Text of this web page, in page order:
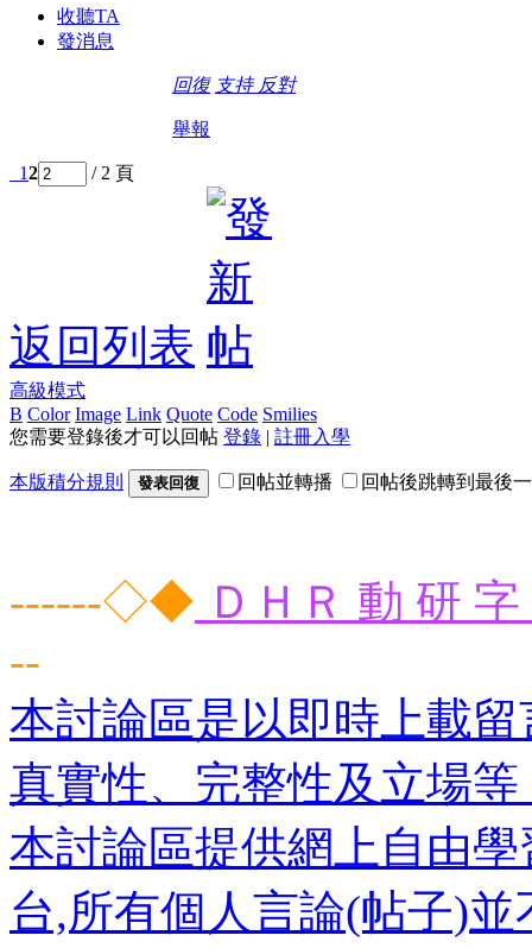
收聽TA
發消息
回復 支持 反對
舉報
12 / 2 頁
返回列表
高級模式
B Color Image Link Quote Code Smilies
您需要登錄後才可以回帖 登錄 | 註冊入學
本版積分規則 發表回復 回帖並轉播 回帖後跳轉到最後
------◇◆ ＤＨＲ 動 研
--
本討論區是以即時上載
真實性、完整性及立場
本討論區提供網上自由
台,所有個人言論(帖子)